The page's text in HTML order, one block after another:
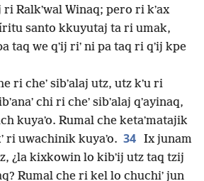
ri Ralkʼwal Winaq; pero ri kʼax
santo kkuyutaj ta ri umak,
taq we qʼij riʼ ni pa taq ri qʼij kpe
ri cheʼ sibʼalaj utz, utz kʼu ri
chi ri cheʼ sibʼalaj qʼayinaq,
kuyaʼo. Rumal che ketaʼmatajik
ri uwachinik kuyaʼo. 34 Ix junam
¿la kixkowin lo kibʼij utz taq tzij
Rumal che ri kel lo chuchiʼ jun